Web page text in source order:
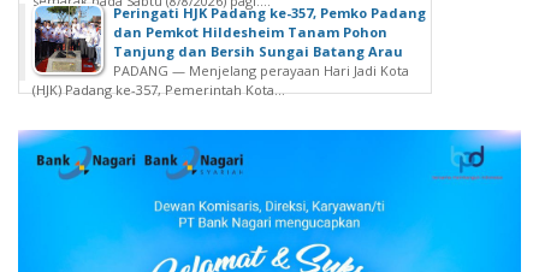
Peringati HJK Padang ke-357, Pemko Padang
dan Pemkot Hildesheim Tanam Pohon
Tanjung dan Bersih Sungai Batang Arau
PADANG — Menjelang perayaan Hari Jadi Kota
(HJK) Padang ke-357, Pemerintah Kota...